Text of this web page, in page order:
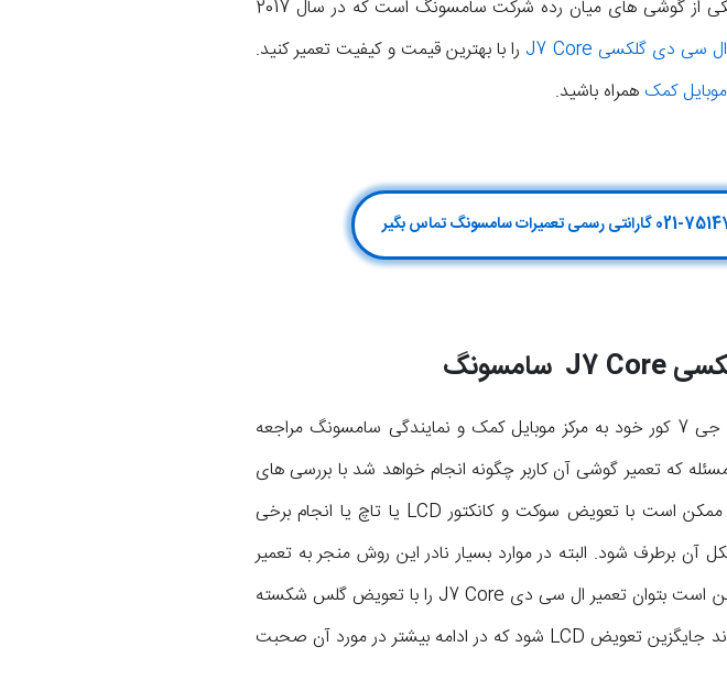
گوشی سامسونگ گلکسی جی 7 کور (Samsung Galaxy J7 Core) یکی از گوشی های میان رده شرکت سامسونگ است که در سال 2017
ال سی دی گلکسی J7 Core
را با بهترین قیمت و کیفیت تعمیر کنید.
موبایل کمکهمراه باشید.
J7 Core سامسونگ
زمانی که یک کاربر به منظور تعمیر کردن LCD گوشی سامسونگ گلکسی جی 7 کور خود به مرکز موبایل کمک و نمایندگی سامسونگ مراجعه
که تعمیر گوشی آن کاربر چگونه انجام خواهد شد با بررسی های
دقیق کارشناسان مرکز موبایل کمک مشخص می‌شود. در موارد محدودی ممکن است با تعویض سوکت و کانکتور LCD یا تاچ یا انجام برخی
برطرف شود. البته در موارد بسیار نادر این روش منجر به تعمیر
شدن ال سی دی Galaxy J7 Core خواهد شد. در برخی مواقع دیگر ممکن است بتوان تعمیر ال سی دی J7 Core را با تعویض گلس شکسته
روی صفحه نمایش انجام داد. تعویض گلس فقط در شرایط خاصی می‌تواند جایگزین تعویض LCD شود که در ادامه بیشتر در مورد آن صحبت